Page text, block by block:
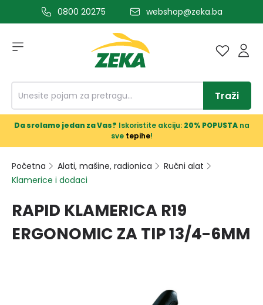
glavni sadržaj0800 20275 webshop@zeka.ba
Traži
Da srolamo jedan za Vas? Iskoristite akciju: 20% POPUSTAna
sve tepihe!
Početna Alati, mašine, radionica
Ručni alat
Klamerice i dodaci
RAPID KLAMERICA R19
ERGONOMIC ZA TIP 13/4-6MM